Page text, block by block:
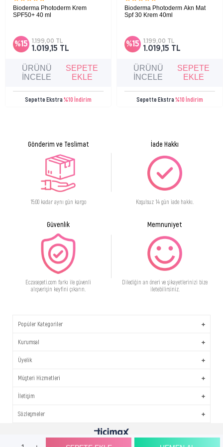
3 DİİSOSTEARATE, IRON OXİDES (CI 77492), TRİETHOXYCAPRYLYLSİLANE,
MAGNESİUM SULFATE, PENTYLENE GLYCOL, PROPANEDİOL, STEARALKONİUM
DİMETHİCONE, SODİUM CİTRATE, PROPYLENE CARBONATE, ECTOİN,
MANNİTOL, PROPYL GALLATE, XYLİTOL, IRON OXİDES (CI 77499), RHAMNOSE,
CAPRYLİC/CAPRİC TRİGLYCERİDE, LAMİNARİA OCHROLEUCA EXTRACT.
Bioderma Photoderm Krem
SPF50+ 40 ml
koruyucu.
%15
1.019,15 TL
1.199,00 TL
Sepette Ekstra%10 İndirim
ÜRÜNÜ
İNCELE
SEPETE
EKLE
Bioderma Photoderm Akn Mat
Spf 30 Krem 40ml
koruyucu.
%15
1.019,15 TL
1.199,00 TL
Sepette Ekstra%10 İndirim
ÜRÜNÜ
İNCELE
SEPETE
EKLE
Gönderim ve Teslimat
15:00 kadar aynı gün kargo
İade Hakkı
Koşulsuz 14 gün iade hakkı.
Güvenlik
Eczasepeti.com farkı ile güvenli
alışverişin keyfini çıkarın.
Memnuniyet
Dilediğin an öneri ve şikayetlerinizi bize
iletebilirsiniz.
Popüler Kategoriler
Kurumsal
Üyelik
Müşteri Hizmetleri
İletişim
Sözleşmeler